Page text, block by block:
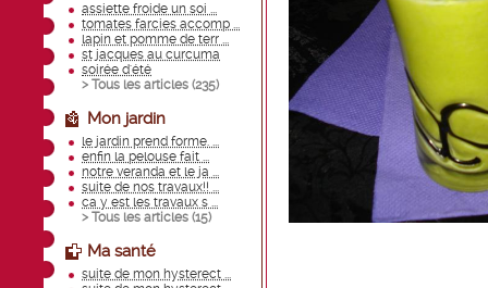
assiette froide un soi ...
tomates farcies accomp ...
lapin et pomme de terr ...
st jacques au curcuma
soirée d'été
> Tous les articles (235)
Mon jardin
le jardin prend forme. ...
enfin la pelouse fait ...
notre veranda et le ja ...
suite de nos travaux!! ...
ca y est les travaux s ...
> Tous les articles (15)
Ma santé
suite de mon hysterect ...